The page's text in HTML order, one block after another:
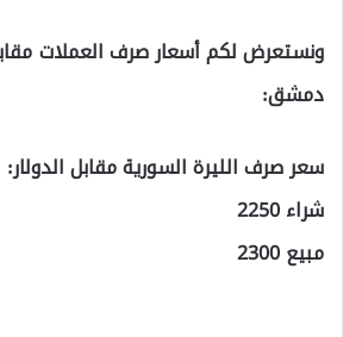
ونستعرض لكم أسعار صرف العملات
دمشق:
سعر صرف الليرة السورية مقابل الدولار:
شراء 2250
مبيع 2300